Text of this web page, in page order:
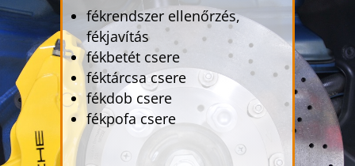
fékrendszer ellenőrzés,
fékjavítás
fékbetét csere
féktárcsa csere
fékdob csere
fékpofa csere